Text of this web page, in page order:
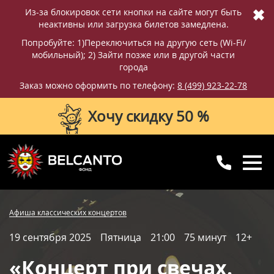
Из-за блокировок сети кнопки на сайте могут быть
неактивны или загрузка билетов замедлена.
Попробуйте: 1)Переключиться на другую сеть (Wi-Fi/
мобильный); 2) Зайти позже или в другой части
города
Заказ можно оформить по телефону: 8 (499) 923-22-78
✖
Хочу скидку 50 %
8 (499) 923-22-78
с 10:00 до 20:00
Купить билет
Вопросы и ответы Схема зала
Афиша классических концертов
19 сентября 2025 Пятница 21:00 75 минут 12+
«Концерт при свечах.